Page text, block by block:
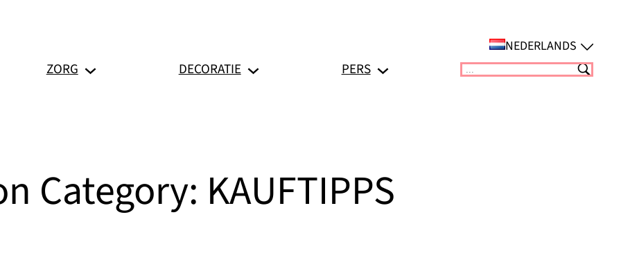
NEDERLANDS
ZORG DECORATIE PERS Suchen
Category: KAUFTIPPS